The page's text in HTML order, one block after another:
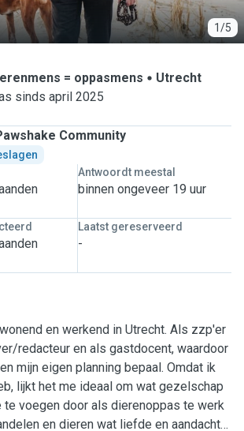
1/5
= oppasmens
Utrecht
sinds april 2025
Community
Antwoordt meestal
binnen ongeveer 19 uur
Laatst gereserveerd
-
en werkend in Utrecht. Als zzp'er
redacteur en als gastdocent, waardoor
mijn eigen planning bepaal. Omdat ik
lijkt het me ideaal om wat gezelschap
te voegen door als dierenoppas te werk
en dieren wat liefde en aandacht